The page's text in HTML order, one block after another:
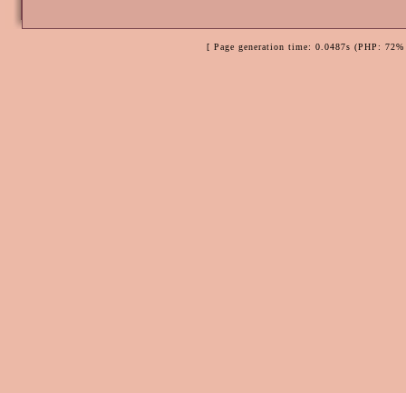
[ Page generation time: 0.0487s (PHP: